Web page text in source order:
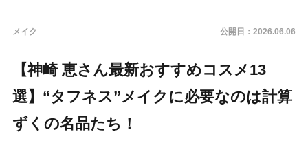
メイク 公開日： 2026.06.06
【神崎 恵さん最新おすすめコスメ13
選】“タフネス”メイクに必要なのは計算
ずくの名品たち！